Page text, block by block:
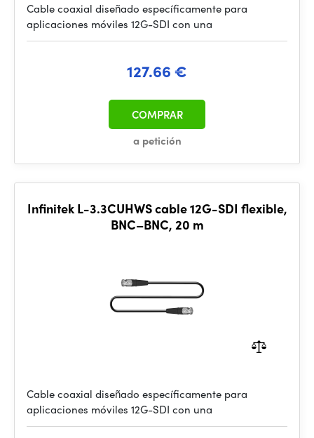
Cable coaxial diseñado específicamente para
aplicaciones móviles 12G-SDI con una
127.66 €
a petición
COMPRAR
Infinitek L-3.3CUHWS cable 12G-SDI flexible,
BNC–BNC, 20 m
Cable coaxial diseñado específicamente para
aplicaciones móviles 12G-SDI con una